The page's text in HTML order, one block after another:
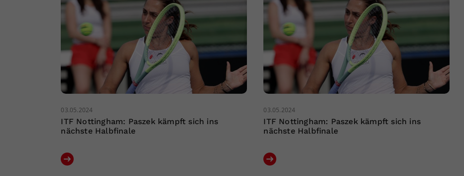
03.05.2024
ITF Nottingham: Paszek kämpft sich ins
nächste Halbfinale
03.05.2024
ITF Nottingham: Paszek kämpft sich ins
nächste Halbfinale